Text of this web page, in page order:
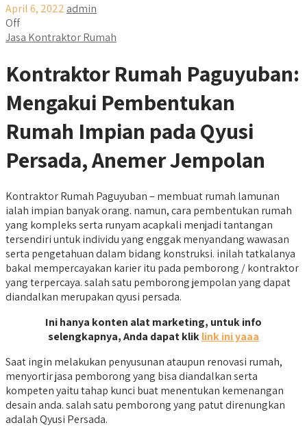
April 6, 2022 admin
Off
Jasa Kontraktor Rumah
Kontraktor Rumah Paguyuban:
Mengakui Pembentukan
Rumah Impian pada Qyusi
Persada, Anemer Jempolan
Kontraktor Rumah Paguyuban – membuat rumah lamunan
ialah impian banyak orang. namun, cara pembentukan rumah
yang kompleks serta runyam acapkali menjadi tantangan
tersendiri untuk individu yang enggak menyandang wawasan
serta pengetahuan dalam bidang konstruksi. inilah tatkalanya
bakal mempercayakan karier itu pada pemborong / kontraktor
yang terpercaya. salah satu pemborong jempolan yang dapat
diandalkan merupakan qyusi persada.
Ini hanya konten alat marketing, untuk info
selengkapnya, Anda dapat kliklink ini yaaa
Saat ingin melakukan penyusunan ataupun renovasi rumah,
menyortir jasa pemborong yang bisa diandalkan serta
kompeten yaitu tahap kunci buat menentukan kemenangan
desain anda. salah satu pemborong yang patut direnungkan
adalah Qyusi Persada.